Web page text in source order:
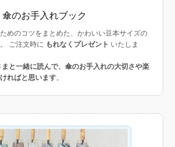
のお手入れブック
めのコツをまとめた、かわいい豆本サイズの
ご注文時に もれなくプレゼント いたしま
と一緒に読んで、傘のお手入れの大切さや楽
ればと思います。